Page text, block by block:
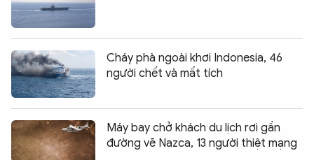
Cháy phà ngoài khơi Indonesia, 46
người chết và mất tích
Máy bay chở khách du lịch rơi gần
đường vẽ Nazca, 13 người thiệt mạng